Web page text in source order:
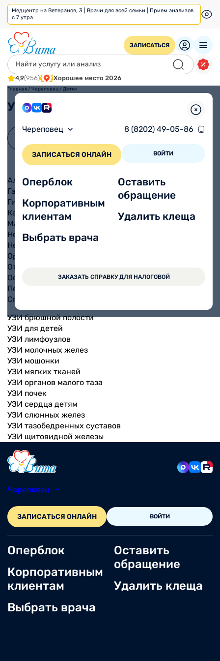
Медцентр на Ветеранов, 3 | Врачи для всей семьи | Прием анализов
с 7 утра
ЗАПИСАТЬСЯ
4,9(956) Хорошее место 2026
Череповец 8 (8202) 49-05-86
ЗАПИСАТЬСЯ ОНЛАЙН ВОЙТИ
Оперблок
Корпоративным
клиентам
Выбрать врача
Оставить
обращение
Удалить клеща
ЗАКАЗАТЬ СПРАВКУ ДЛЯ НАЛОГОВОЙ
Главная / Череповец / Детям
Услуги
Аллергология-иммунология детская
Гастроэнтерология детская
Гинекология детская
Кардиология детская
Массаж детский
Неврология детская
Нейросонография (НСГ)
Ортопедия детская
Отоларингология детская
Офтальмология детская
Педиатрия
Справки детям
УЗИ брюшной полости
УЗИ для детей
УЗИ лимфоузлов
УЗИ молочных желез
УЗИ мошонки
УЗИ мягких тканей
УЗИ органов малого таза
УЗИ почек
УЗИ сердца детям
УЗИ слюнных желез
УЗИ тазобедренных суставов
УЗИ щитовидной железы
Череповец
ЗАПИСАТЬСЯ ОНЛАЙН ВОЙТИ
Оперблок
Корпоративным
клиентам
Выбрать врача
Оставить
обращение
Удалить клеща